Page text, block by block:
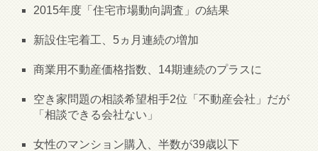
2015年度「住宅市場動向調査」の結果
新設住宅着工、5ヵ月連続の増加
商業用不動産価格指数、14期連続のプラスに
空き家問題の相談希望相手2位「不動産会社」だが
「相談できる会社ない」
女性のマンション購入、半数が39歳以下